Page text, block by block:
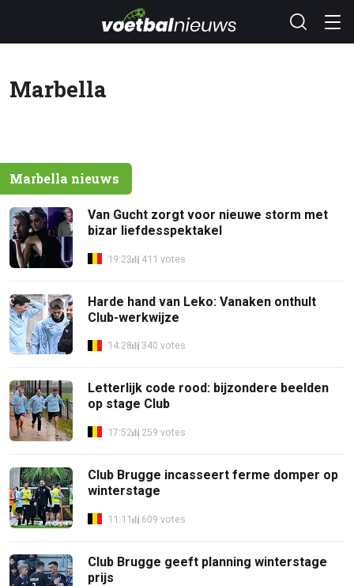
Marbella
Marbella nieuws
Van Gucht zorgt voor nieuwe storm met
bizar liefdesspektakel
19:23 411 votes
Harde hand van Leko: Vanaken onthult
Club-werkwijze
14:28 340 votes
Letterlijk code rood: bijzondere beelden
op stage Club
17:52 259 votes
Club Brugge incasseert ferme domper op
winterstage
11:11 609 votes
Club Brugge geeft planning winterstage
prijs